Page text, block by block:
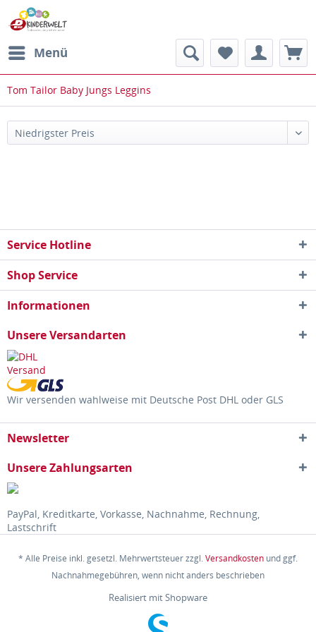
Menü
Tom Tailor Baby Jungs Leggins
Service Hotline
Shop Service
Informationen
Unsere Versandarten
Wir versenden wahlweise mit Deutsche Post DHL oder GLS
Newsletter
Unsere Zahlungsarten
PayPal, Kreditkarte, Vorkasse, Nachnahme, Rechnung,
Lastschrift
* Alle Preise inkl. gesetzl. Mehrwertsteuer zzgl.Versandkosten und ggf.
Nachnahmegebühren, wenn nicht anders beschrieben
Realisiert mit Shopware